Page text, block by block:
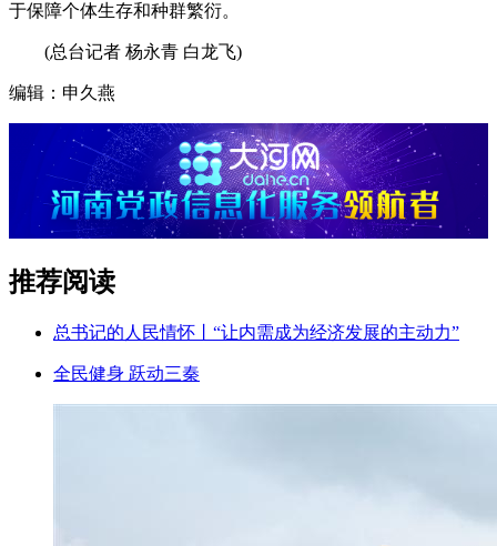
于保障个体生存和种群繁衍。
(总台记者 杨永青 白龙飞)
编辑：申久燕
推荐阅读
总书记的人民情怀丨“让内需成为经济发展的主动力”
全民健身 跃动三秦